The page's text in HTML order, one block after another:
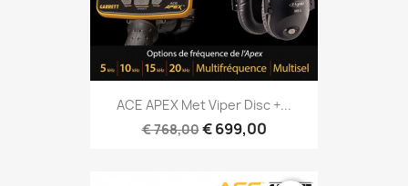
Snel bekijken
ACE APEX Met Viper Disc +...
€ 768,00€ 699,00